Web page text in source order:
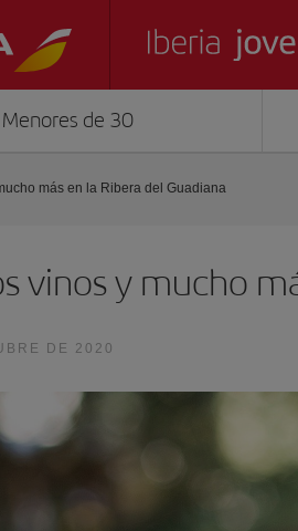
Menores de 30
más en la Ribera del Guadiana
vinos y mucho
DE 2020